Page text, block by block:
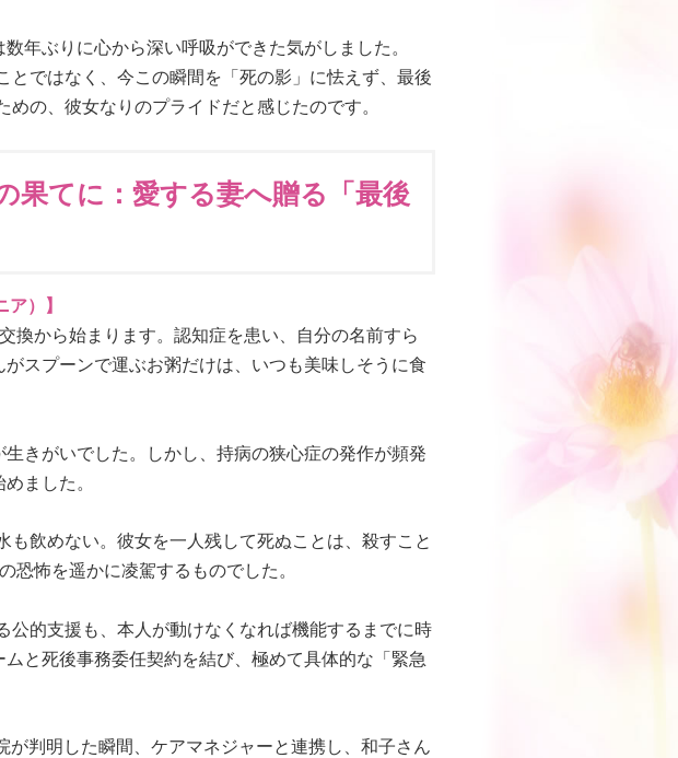
年ぶりに心から深い呼吸ができた気がしました。
とではなく、今この瞬間を「死の影」に怯えず、最後
の、彼女なりのプライドだと感じたのです。
果てに：愛する妻へ贈る「最後
）】
換から始まります。認知症を患い、自分の名前すら
スプーンで運ぶお粥だけは、いつも美味しそうに食
きがいでした。しかし、持病の狭心症の発作が頻発
ました。
も飲めない。彼女を一人残して死ぬことは、殺すこと
恐怖を遥かに凌駕するものでした。
公的支援も、本人が動けなくなれば機能するまでに時
ムと死後事務委任契約を結び、極めて具体的な「緊急
が判明した瞬間、ケアマネジャーと連携し、和子さん